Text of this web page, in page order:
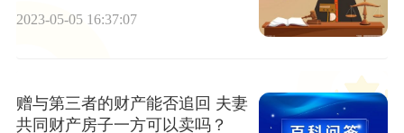
吗？
2023-05-05 16:37:07
赠与第三者的财产能否追回 夫妻
共同财产房子一方可以卖吗？